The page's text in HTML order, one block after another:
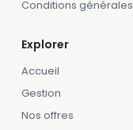
Conditions générales
Explorer
Accueil
Gestion
Nos offres